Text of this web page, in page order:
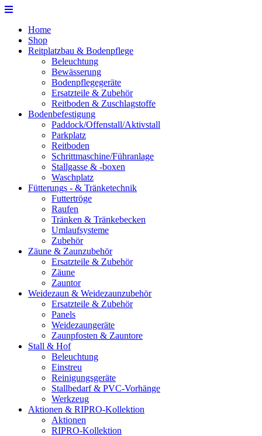
Home
Shop
Reitplatzbau & Bodenpflege
Beleuchtung
Bewässerung
Bodenpflegegeräte
Ersatzteile & Zubehör
Reitboden & Zuschlagstoffe
Bodenbefestigung
Paddock/Offenstall/Aktivstall
Parkplatz
Reitboden
Schrittmaschine/Führanlage
Stallgasse & -boxen
Waschplatz
Fütterungs - & Tränketechnik
Futtertröge
Raufen
Tränken & Tränkebecken
Umlaufsysteme
Zubehör
Zäune & Zaunzubehör
Ersatzteile & Zubehör
Zäune
Zauntor
Weidezaun & Weidezaunzubehör
Ersatzteile & Zubehör
Panels
Weidezaungeräte
Zaunpfosten & Zauntore
Stall & Hof
Beleuchtung
Einstreu
Reinigungsgeräte
Stallbedarf & PVC-Vorhänge
Werkzeug
Aktionen & RIPRO-Kollektion
Aktionen
RIPRO-Kollektion